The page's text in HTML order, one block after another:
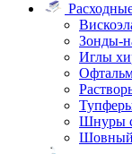
Зонды-
Иглы
Шнуры
Шовный